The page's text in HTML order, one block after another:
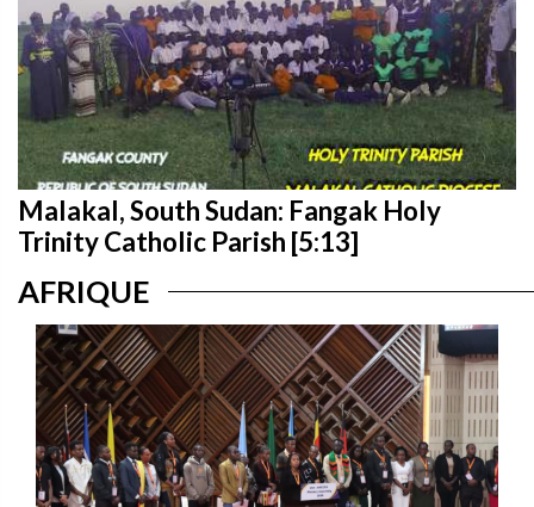
Malakal, South Sudan: Fangak Holy
Trinity Catholic Parish [5:13]
AFRIQUE